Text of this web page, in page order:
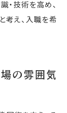
・技術を高め、
考え、入職を希
の雰囲気